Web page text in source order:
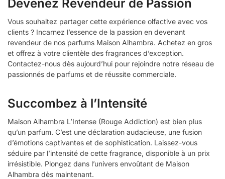
Devenez Revendeur de Passion
Vous souhaitez partager cette expérience olfactive avec vos
clients ? Incarnez l’essence de la passion en devenant
revendeur de nos parfums Maison Alhambra. Achetez en gros
et offrez à votre clientèle des fragrances d’exception.
Contactez-nous dès aujourd’hui pour rejoindre notre réseau de
passionnés de parfums et de réussite commerciale.
Succombez à l’Intensité
Maison Alhambra L’Intense (Rouge Addiction) est bien plus
qu’un parfum. C’est une déclaration audacieuse, une fusion
d’émotions captivantes et de sophistication. Laissez-vous
séduire par l’intensité de cette fragrance, disponible à un prix
irrésistible. Plongez dans l’univers envoûtant de Maison
Alhambra dès maintenant.